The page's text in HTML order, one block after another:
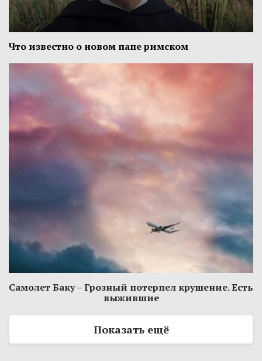
Что известно о новом папе римском
Самолет Баку – Грозный потерпел крушение. Есть
выжившие
Показать ещё